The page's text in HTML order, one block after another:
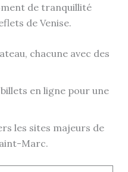
de tranquillité
de Venise.
chacune avec des
en ligne pour une
les sites majeurs de
Marc.